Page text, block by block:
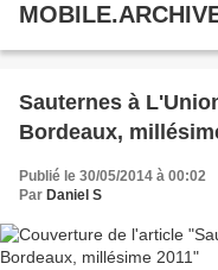
Sauternes à
Bordeaux,
Publié le 30/05/2014 à 00:02
Par Daniel S